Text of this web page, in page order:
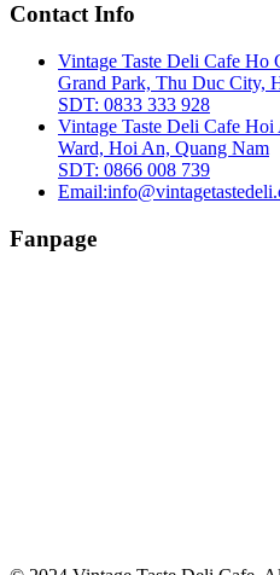
Contact Info
Vintage Taste Deli Cafe Ho
Grand Park, Thu Duc City,
SDT: 0833 333 928
Vintage Taste Deli Cafe Hoi
Ward, Hoi An, Quang Nam
SDT: 0866 008 739
Email:
Fanpage